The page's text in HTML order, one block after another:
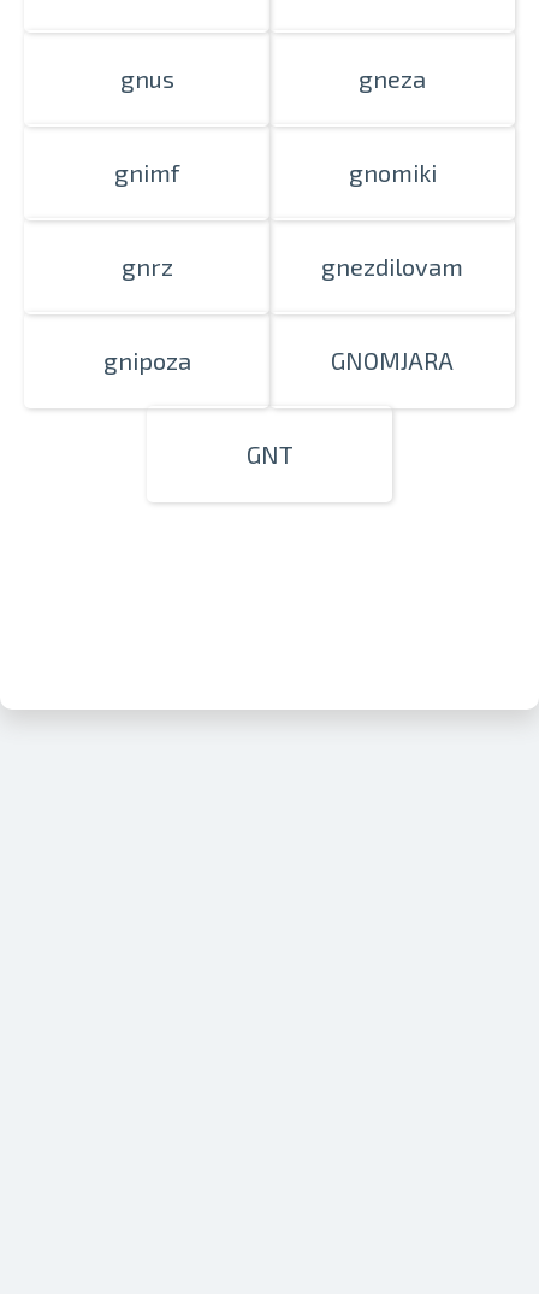
gnus gneza
gnimf gnomiki
gnrz gnezdilovam
gnipoza GNOMJARA
GNT